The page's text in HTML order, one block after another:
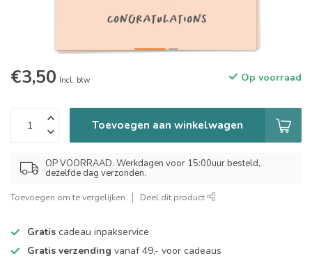
€3,50 Incl. btw Op voorraad
Toevoegen aan winkelwagen
OP VOORRAAD. Werkdagen voor 15:00uur besteld,
dezelfde dag verzonden.
Toevoegen om te vergelijken Deel dit product
Gratis cadeau inpakservice
Gratis verzending vanaf 49,- voor cadeaus